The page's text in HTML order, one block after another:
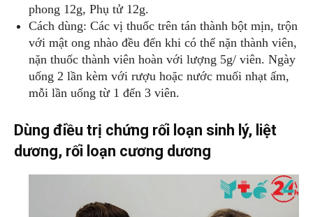
phong 12g, Phụ tử 12g.
Cách dùng: Các vị thuốc trên tán thành bột mịn, trộn
với mật ong nhào đều đến khi có thể nặn thành viên,
nặn thuốc thành viên hoàn với lượng 5g/ viên. Ngày
uống 2 lần kèm với rượu hoặc nước muối nhạt ấm,
mỗi lần uống từ 1 đến 3 viên.
Dùng điều trị chứng rối loạn sinh lý, liệt
dương, rối loạn cương dương